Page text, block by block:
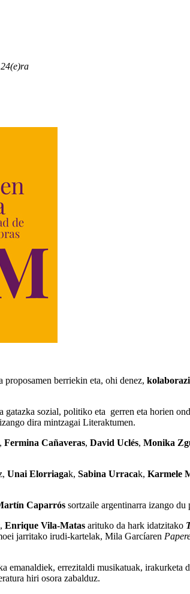
berriekin eta, ohi denez,
sozial, politiko eta gerren eta horien
dira mintzagai Literaktumen.
, Fermina Cañaveras, David Uclés, Monika
Unai Elorriagak, Sabina Urracak, Karmele
Caparrós sortzaile argentinarra izango du
Enrique Vila-Matas arituko da hark idatzitako
jarritako irudi-kartelak, Mila Garcíaren
emanaldiek, errezitaldi musikatuak, irakurketa
hiri osora zabalduz.